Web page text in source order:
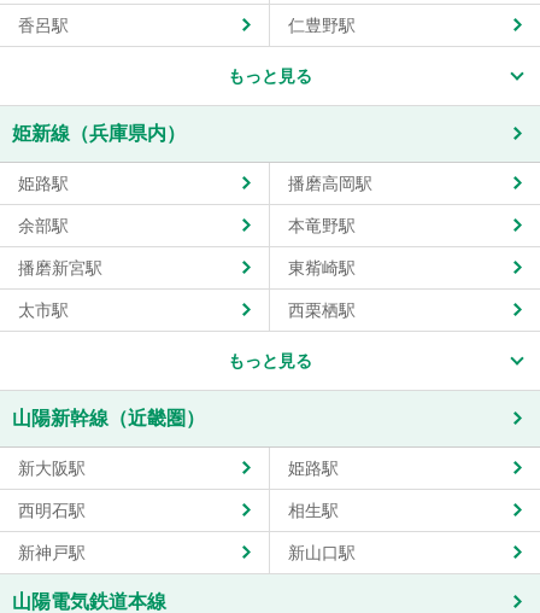
香呂駅 仁豊野駅
もっと見る
姫新線（兵庫県内）
姫路駅 播磨高岡駅
余部駅 本竜野駅
播磨新宮駅 東觜崎駅
太市駅 西栗栖駅
もっと見る
山陽新幹線（近畿圏）
新大阪駅 姫路駅
西明石駅 相生駅
新神戸駅 新山口駅
山陽電気鉄道本線